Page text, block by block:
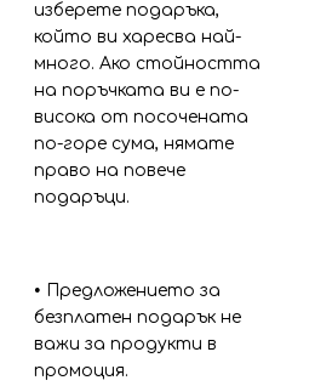
изберете подаръка,
който ви харесва най-
много. Ако стойността
на поръчката ви е по-
висока от посочената
по-горе сума, нямате
право на повече
подаръци.
• Предложението за
безплатен подарък не
важи за продукти в
промоция.